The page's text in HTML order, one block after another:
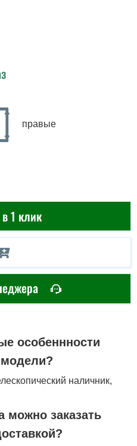
правые
1 клик
особеннности
наличник,
можно заказать